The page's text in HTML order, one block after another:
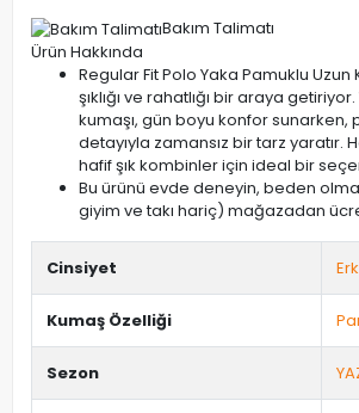
Bakım Talimatı
Ürün Hakkında
Regular Fit Polo Yaka Pamuklu Uzun
şıklığı ve rahatlığı bir araya
kumaşı, gün boyu konfor sunarken,
detayıyla zamansız bir tarz yaratır.
hafif şık kombinler için ideal bir
Bu ürünü evde deneyin, beden
giyim ve takı hariç) mağazadan
Cinsiyet
Kumaş Özelliği
Sezon